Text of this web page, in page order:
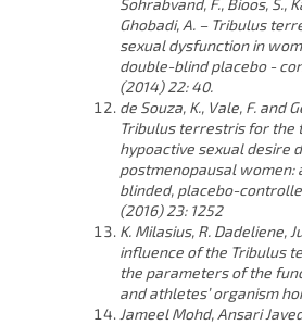
Sohrabvand, F., Bioos, S.,
Ghobadi, A. – Tribulus
sexual dysfunction in
double-blind placebo -
(2014) 22: 40.
de Souza, K., Vale, F. and
Tribulus terrestris for the
hypoactive sexual desire
postmenopausal women:
blinded, placebo-
(2016) 23: 1252
K. Milasius, R. Dadeliene,
influence of the Tribulus
the parameters of the
and athletes’ organism
Jameel Mohd, Ansari